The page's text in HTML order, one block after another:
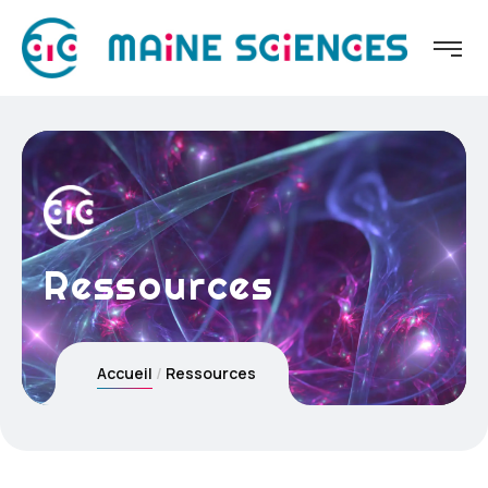
Ressources
Accueil Ressources